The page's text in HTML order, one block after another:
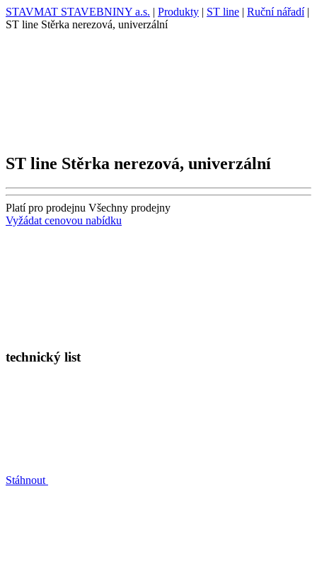
STAVMAT STAVEBNINY a.s. | Produkty | ST line | Ruční nářadí|
ST line Stěrka nerezová, univerzální
ST line Stěrka nerezová, univerzální
Platí pro prodejnu Všechny prodejny
Vyžádat cenovou nabídku
technický list
Stáhnout